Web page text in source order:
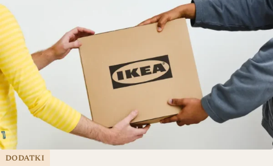
DODATKI
Ikea wchodzi w blind boxy – szaleństwo w Internecie